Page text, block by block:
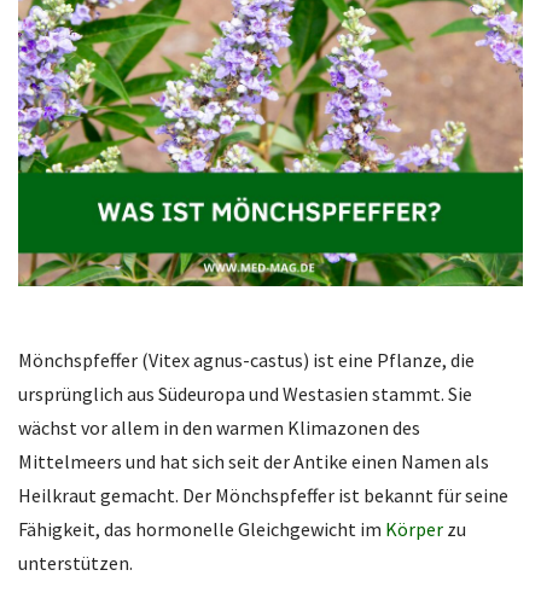
Mönchspfeffer (Vitex agnus-castus) ist eine Pflanze, die
ursprünglich aus Südeuropa und Westasien stammt. Sie
wächst vor allem in den warmen Klimazonen des
Mittelmeers und hat sich seit der Antike einen Namen als
Heilkraut gemacht. Der Mönchspfeffer ist bekannt für seine
Fähigkeit, das hormonelle Gleichgewicht im Körper zu
unterstützen.